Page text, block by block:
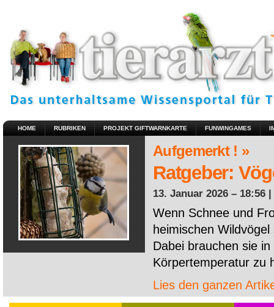
HOME RUBRIKEN PROJEKT GIFTWARNKARTE FUNWINGAMES
Aufgemerkt ! »
Ratgeber:
13. Januar 2026 – 18:56 |
Wenn Schnee und
heimischen
Dabei brauchen sie
Körpertemperatur zu
Lies den ganzen